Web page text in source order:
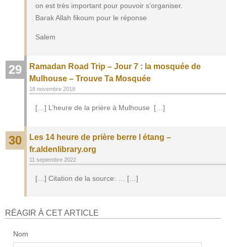
on est très important pour pouvoir s’organiser.
Barak Allah fikoum pour le réponse
Salem
29
Ramadan Road Trip – Jour 7 : la mosquée de
Mulhouse – Trouve Ta Mosquée
18 novembre 2018
[…] L’heure de la prière à Mulhouse […]
30
Les 14 heure de prière berre l étang –
fr.aldenlibrary.org
11 septembre 2022
[…] Citation de la source: … […]
RÉAGIR À CET ARTICLE
Nom